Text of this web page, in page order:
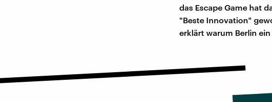
das Escape Game hat
"Beste Innovation"
erklärt warum Berlin